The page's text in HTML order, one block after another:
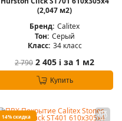
(2,047 м2)
Бренд: Calitex
Тон: Серый
Класс: 34 класс
2 790 2 405 i за 1 м2
Купить
14% скидка